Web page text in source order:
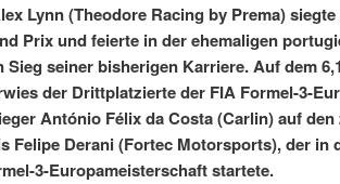
Lynn (Theodore Racing by Prema)
Prix und feierte in der ehemaligen
Sieg seiner bisherigen Karriere. Auf dem
der Drittplatzierte der FIA Formel-3-
António Félix da Costa (Carlin) auf
Felipe Derani (Fortec Motorsports), der in
3-Europameisterschaft startete.